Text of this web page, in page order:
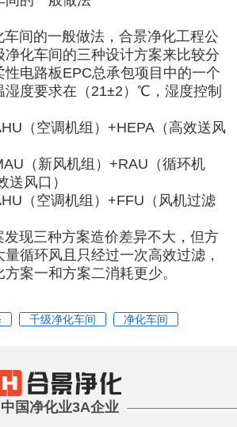
车间的一般做法，合景净化工程公
净化车间的三种设计方案来比较分
性电路板EPC总承包项目中的一个
湿度要求在（21±2）℃，湿度控制
（空调机组）+HEPA（高效送风
（新风机组）+RAU（循环机
送风口）
（空调机组）+FFU（风机过滤
现三种方案造价差异不大，但方
循环风且只经过一次高效过滤，
案一和方案二消耗更少。
千级净化车间 净化车间
中国净化业3A企业